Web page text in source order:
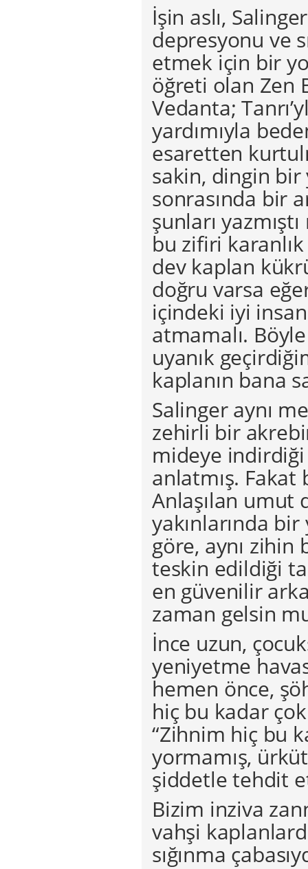
İşin aslı,
depresyonu ve
etmek için bir
öğreti olan Zen
Vedanta;
yardımıyla
esaretten
sakin, dingin bir
sonrasında bir
şunları
bu zifiri
dev kaplan
doğru varsa
içindeki iyi
atmamalı.
uyanık
kaplanın bana
Salinger aynı
zehirli bir
mideye
anlatmış. Fakat
Anlaşılan umut
yakınlarında
göre, aynı
teskin edildiği
en güvenilir
zaman gelsin
İnce uzun,
yeniyetme
hemen önce,
hiç bu kadar
“Zihnim hiç bu
yormamış,
şiddetle tehdit
Bizim inziva
vahşi
sığınma